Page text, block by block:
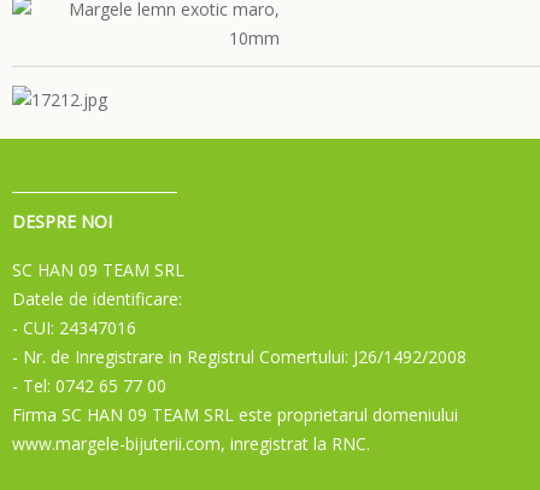
DESPRE NOI
SC HAN 09 TEAM SRL
Datele de identificare:
- CUI: 24347016
- Nr. de Inregistrare in Registrul Comertului: J26/1492/2008
- Tel: 0742 65 77 00
Firma SC HAN 09 TEAM SRL este proprietarul domeniului
www.margele-bijuterii.com, inregistrat la RNC.